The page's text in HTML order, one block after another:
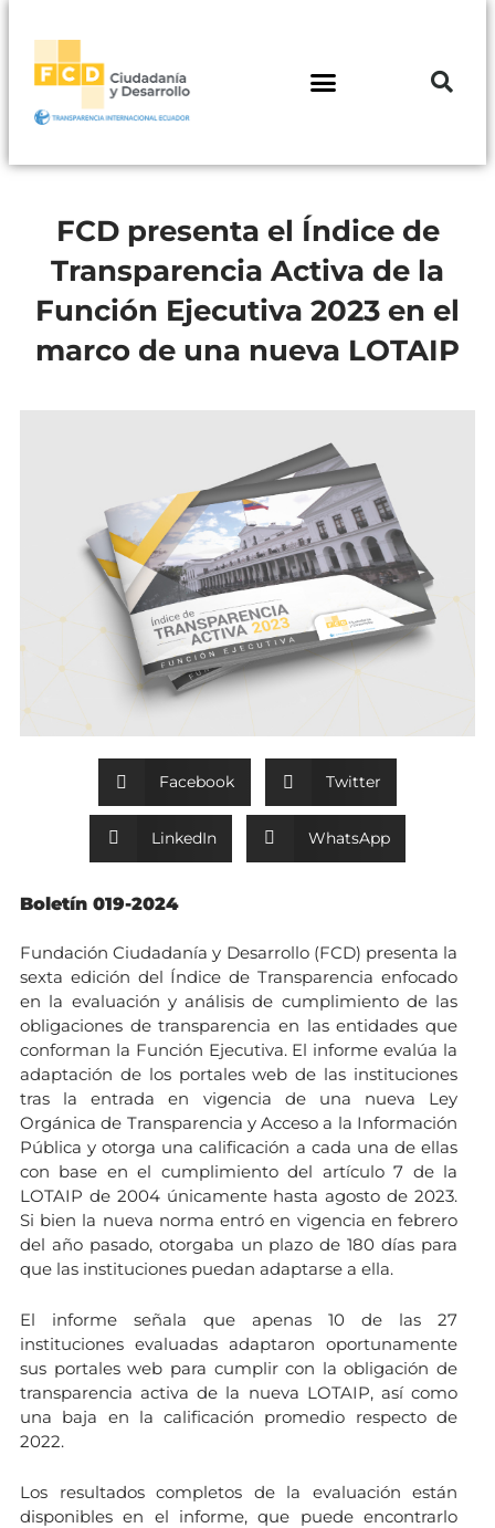
FCD presenta el Índice de
Transparencia Activa de la
Función Ejecutiva 2023 en el
marco de una nueva LOTAIP
Facebook Twitter
LinkedIn WhatsApp
Boletín 019-2024
Fundación Ciudadanía y Desarrollo (FCD) presenta la
sexta edición del Índice de Transparencia enfocado
en la evaluación y análisis de cumplimiento de las
obligaciones de transparencia en las entidades que
conforman la Función Ejecutiva. El informe evalúa la
adaptación de los portales web de las instituciones
tras la entrada en vigencia de una nueva Ley
Orgánica de Transparencia y Acceso a la Información
Pública y otorga una calificación a cada una de ellas
con base en el cumplimiento del artículo 7 de la
LOTAIP de 2004 únicamente hasta agosto de 2023.
Si bien la nueva norma entró en vigencia en febrero
del año pasado, otorgaba un plazo de 180 días para
que las instituciones puedan adaptarse a ella.
El informe señala que apenas 10 de las 27
instituciones evaluadas adaptaron oportunamente
sus portales web para cumplir con la obligación de
transparencia activa de la nueva LOTAIP, así como
una baja en la calificación promedio respecto de
2022.
Los resultados completos de la evaluación están
disponibles en el informe, que puede encontrarlo